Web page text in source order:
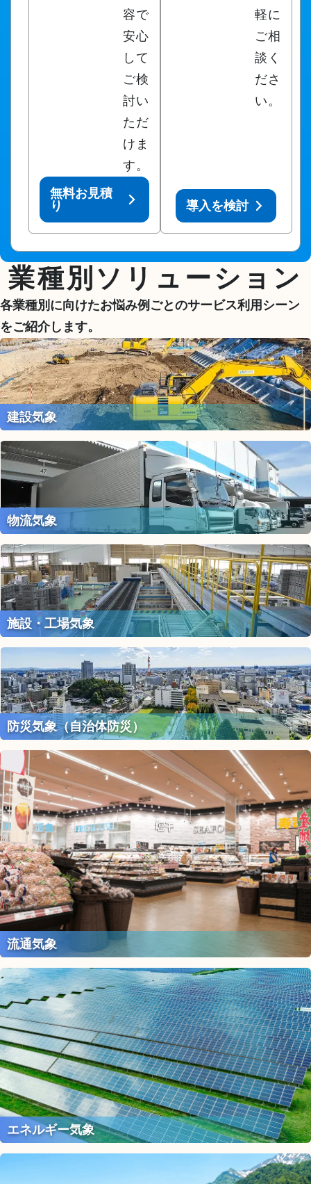
容で
安心
して
ご検
討い
ただ
けま
す。
無料お見積
り
軽に
ご相
談く
ださ
い。
導入を検討
業種別ソリューション
各業種別に向けたお悩み例ごとのサービス利用シーン
をご紹介します。
建設気象
物流気象
施設・工場気象
防災気象（自治体防災）
流通気象
エネルギー気象